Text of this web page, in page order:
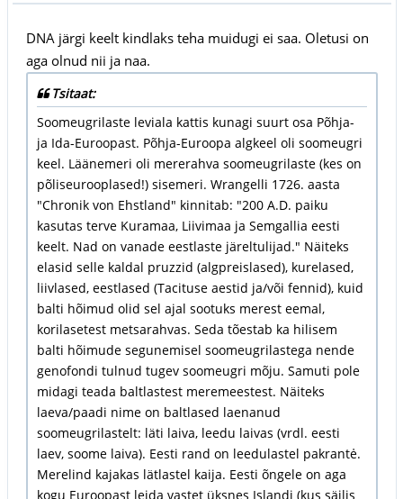
DNA järgi keelt kindlaks teha muidugi ei saa. Oletusi on
aga olnud nii ja naa.
Tsitaat:
Soomeugrilaste leviala kattis kunagi suurt osa Põhja-
ja Ida-Euroopast. Põhja-Euroopa algkeel oli soomeugri
keel. Läänemeri oli mererahva soomeugrilaste (kes on
põliseurooplased!) sisemeri. Wrangelli 1726. aasta
"Chronik von Ehstland" kinnitab: "200 A.D. paiku
kasutas terve Kuramaa, Liivimaa ja Semgallia eesti
keelt. Nad on vanade eestlaste järeltulijad." Näiteks
elasid selle kaldal pruzzid (algpreislased), kurelased,
liivlased, eestlased (Tacituse aestid ja/või fennid), kuid
balti hõimud olid sel ajal sootuks merest eemal,
korilasetest metsarahvas. Seda tõestab ka hilisem
balti hõimude segunemisel soomeugrilastega nende
genofondi tulnud tugev soomeugri mõju. Samuti pole
midagi teada baltlastest meremeestest. Näiteks
laeva/paadi nime on baltlased laenanud
soomeugrilastelt: läti laiva, leedu laivas (vrdl. eesti
laev, soome laiva). Eesti rand on leedulastel pakrantė.
Merelind kajakas lätlastel kaija. Eesti õngele on aga
kogu Euroopast leida vastet üksnes Islandi (kus säilis